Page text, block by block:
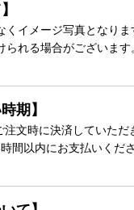
くイメージ写真となり
られる場合がございま
期】
文時に決済していただ
間以内にお支払いくだ